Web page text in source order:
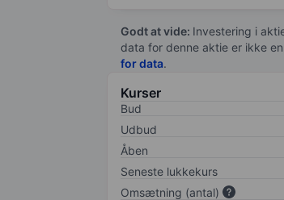
Godt at vide: Investering i
data for denne aktie er ikke
for data.
Kurser
Bud
Udbud
Åben
Seneste lukkekurs
Omsætning (antal)